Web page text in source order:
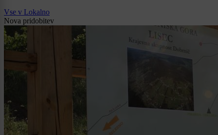
Vse v Lokalno
Nova pridobitev